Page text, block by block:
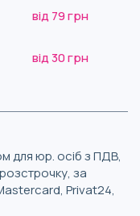
від 79 грн
від 30 грн
для юр. осіб з ПДВ,
за
Privat24,